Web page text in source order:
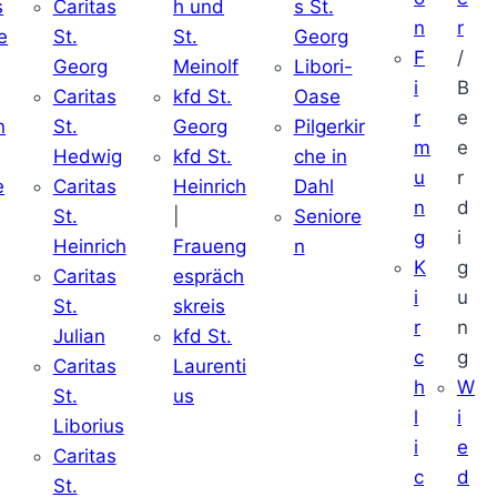
Caritas
St.
Georg
Caritas
St.
Hedwig
Caritas
St.
Heinrich
Caritas
St.
Julian
Caritas
St.
Liborius
Caritas
St.
h und
St.
Meinolf
kfd St.
Georg
kfd St.
Heinrich
Fraueng
espräch
skreis
kfd St.
Laurenti
us
s St.
Georg
Libori-
Oase
Pilgerkir
che in
Dahl
Seniore
n
n
F
i
r
m
u
n
g
K
i
r
c
h
l
i
c
r
/
B
e
e
r
d
i
g
u
n
g
W
i
e
d